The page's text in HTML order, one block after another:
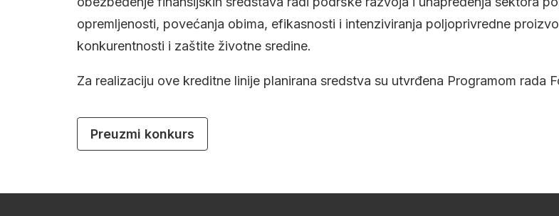
opremljenosti, povećanja obima, efikasnosti i intenziviranja poljoprivredne
konkurentnosti i zaštite životne sredine.
Za realizaciju ove kreditne linije planirana sredstva su utvrđena Programom rada
Preuzmi konkurs